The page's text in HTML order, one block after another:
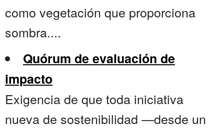
como vegetación que proporciona
sombra....
Quórum de evaluación de
impacto
Exigencia de que toda iniciativa
nueva de sostenibilidad —desde un